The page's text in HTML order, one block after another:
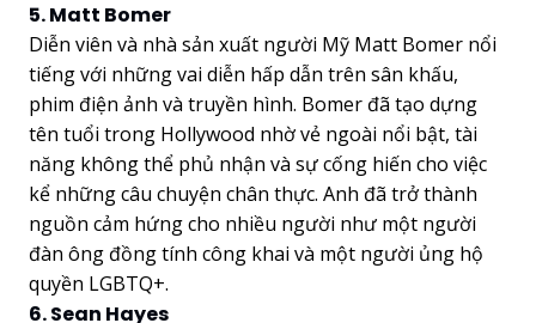
5. Matt Bomer
Diễn viên và nhà sản xuất người Mỹ Matt Bomer nổi
tiếng với những vai diễn hấp dẫn trên sân khấu,
phim điện ảnh và truyền hình. Bomer đã tạo dựng
tên tuổi trong Hollywood nhờ vẻ ngoài nổi bật, tài
năng không thể phủ nhận và sự cống hiến cho việc
kể những câu chuyện chân thực. Anh đã trở thành
nguồn cảm hứng cho nhiều người như một người
đàn ông đồng tính công khai và một người ủng hộ
quyền LGBTQ+.
6. Sean Hayes